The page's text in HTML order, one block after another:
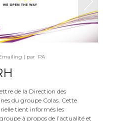
| par PA
de la Direction des
du groupe Colas. Cette
tient informés les
à propos de l’actualité et